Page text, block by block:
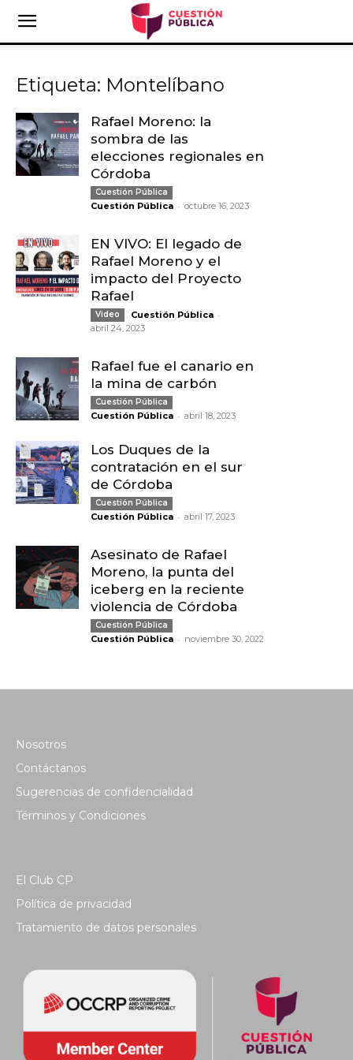
Etiqueta: Montelíbano
Rafael Moreno: la
sombra de las
elecciones regionales en
Córdoba
Cuestión Pública
Cuestión Pública - octubre 16, 2023
EN VIVO: El legado de
Rafael Moreno y el
impacto del Proyecto
Rafael
Video Cuestión Pública -
abril 24, 2023
Rafael fue el canario en
la mina de carbón
Cuestión Pública
Cuestión Pública - abril 18, 2023
Los Duques de la
contratación en el sur
de Córdoba
Cuestión Pública
Cuestión Pública - abril 17, 2023
Asesinato de Rafael
Moreno, la punta del
iceberg en la reciente
violencia de Córdoba
Cuestión Pública
Cuestión Pública - noviembre 30, 2022
Nosotros
Contáctanos
Sugerencias de confidencialidad
Términos y Condiciones
El Club CP
Política de privacidad
Tratamiento de datos personales